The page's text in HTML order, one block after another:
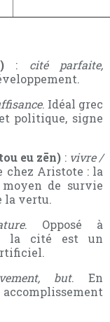
: cité parfaite,
. Idéal grec
politique, signe
eu zēn) : vivre /
chez Aristote : la
de survie
la vertu.
. Opposé à
la cité est un
but. En